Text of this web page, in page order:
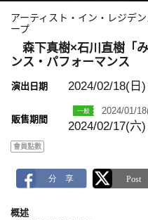
アーティスト・イン・レジデ
ープ
森下真樹×石川直樹「
ンス・パフォーマンス
演出日期 2024/02/18(日)
販售期間
2024/01/
2024/02/17(六
會員點數
概述